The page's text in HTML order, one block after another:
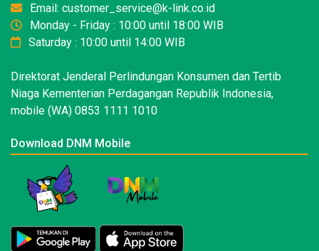
Email: customer_service@k-link.co.id
Monday - Friday : 10:00 until 18:00 WIB
Saturday : 10:00 until 14:00 WIB
Direktorat Jenderal Perlindungan Konsumen dan Tertib
Niaga Kementerian Perdagangan Republik Indonesia,
mobile (WA) 0853 1111 1010
Download DNM Mobile